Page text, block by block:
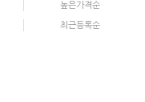
높은가격순
최근등록순